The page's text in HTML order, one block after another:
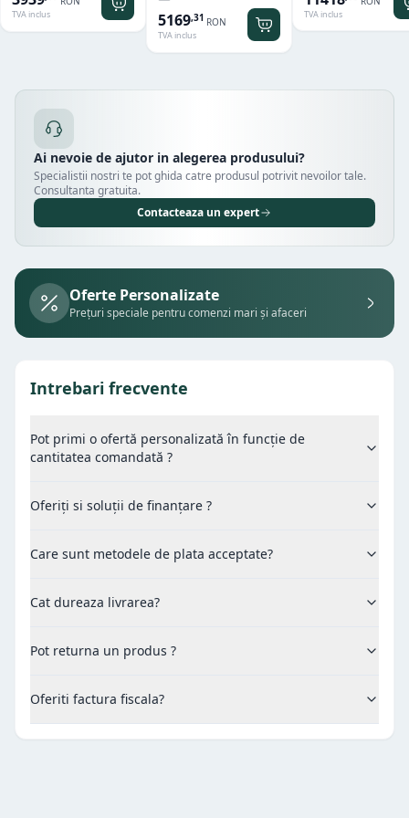
TVA inclus 5169,31 RON
TVA inclus
TVA inclus
Ai nevoie de ajutor in alegerea produsului?
Specialistii nostri te pot ghida catre produsul potrivit nevoilor tale.
Consultanta gratuita.
Contacteaza un expert
Oferte Personalizate
Prețuri speciale pentru comenzi mari și afaceri
Intrebari frecvente
Pot primi o ofertă personalizată în funcție de
cantitatea comandată ?
Oferiți si soluții de finanțare ?
Care sunt metodele de plata acceptate?
Cat dureaza livrarea?
Pot returna un produs ?
Oferiti factura fiscala?